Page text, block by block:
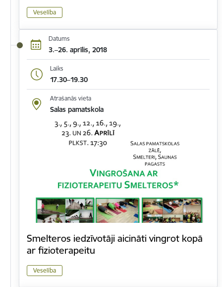
Veselība
Datums
3.–26. aprīlis, 2018
Laiks
17.30–19.30
Atrašanās vieta
Salas pamatskola
Smelteros iedzīvotāji aicināti vingrot kopā
ar fizioterapeitu
Veselība